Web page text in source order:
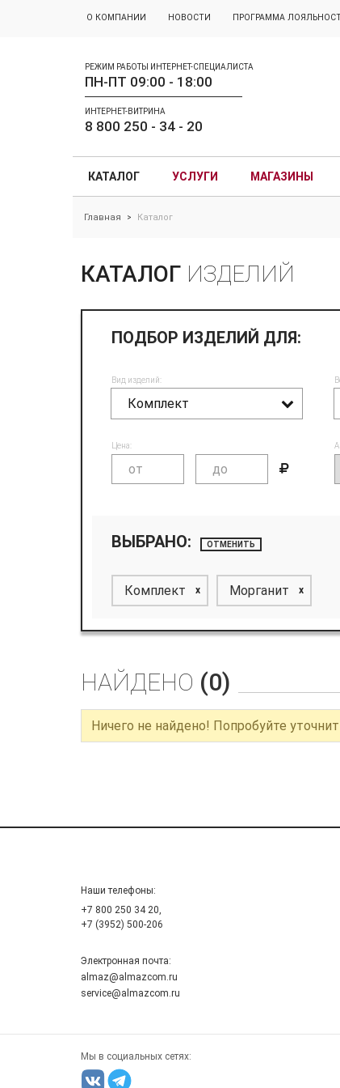
О КОМПАНИИ НОВОСТИ ПРОГРАММА
РЕЖИМ РАБОТЫ ИНТЕРНЕТ-СПЕЦИАЛИСТА
ПН-ПТ 09:00 - 18:00
ИНТЕРНЕТ-ВИТРИНА
8 800 250 - 34 - 20
КАТАЛОГ УСЛУГИ МАГАЗИНЫ
Главная > Каталог
КАТАЛОГ ИЗДЕЛИЙ
ПОДБОР ИЗДЕЛИЙ ДЛЯ:
Вид изделий:
Комплект
Цена:
ВЫБРАНО: ОТМЕНИТЬ
Комплект x Морганит x
НАЙДЕНО (0)
Ничего не найдено! Попробуйте
Наши телефоны:
+7 800 250 34 20,
+7 (3952) 500-206
Электронная почта:
almaz@almazcom.ru
service@almazcom.ru
Мы в социальных сетях: